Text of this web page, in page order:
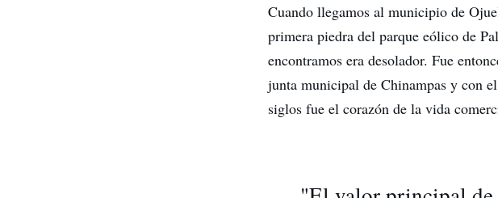
Cuando llegamos al municipio de
primera piedra del parque eólico de
encontramos era desolador. Fue
junta municipal de Chinampas y con
siglos fue el corazón de la vida